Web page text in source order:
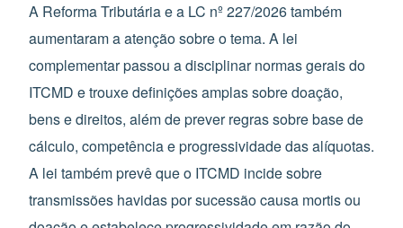
A Reforma Tributária e a LC nº 227/2026 também
aumentaram a atenção sobre o tema. A lei
complementar passou a disciplinar normas gerais do
ITCMD e trouxe definições amplas sobre doação,
bens e direitos, além de prever regras sobre base de
cálculo, competência e progressividade das alíquotas.
A lei também prevê que o ITCMD incide sobre
transmissões havidas por sucessão causa mortis ou